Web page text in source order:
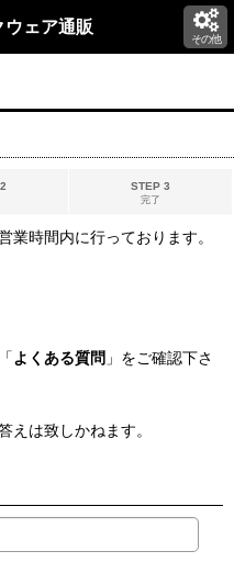
ェア通販
その他
STEP 3
完了
時間内に行っております。
よくある質問 」をご確認下さ
は致しかねます。